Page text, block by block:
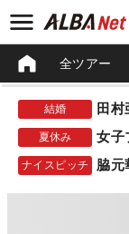
全ツアー
結婚 田
夏休み 女子
ナイスピッチ 脇元